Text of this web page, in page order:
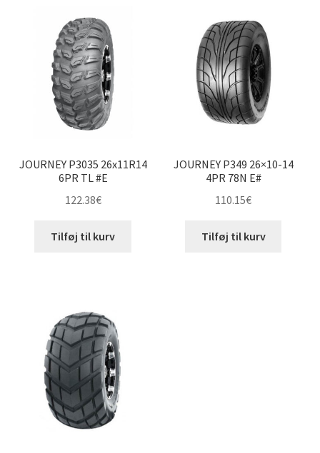
JOURNEY P3035 26x11R14
6PR TL #E
122.38€
Tilføj til kurv
JOURNEY P349 26×10-14
4PR 78N E#
110.15€
Tilføj til kurv